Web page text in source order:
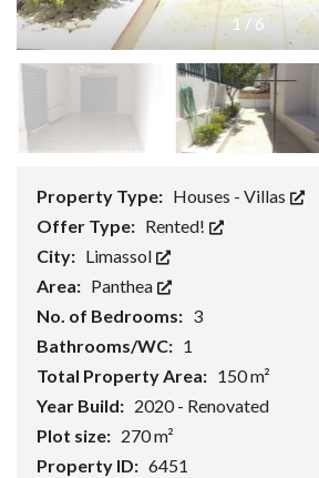
1 / 6
Property Type: Houses - Villas
Offer Type: Rented!
City: Limassol
Area: Panthea
No. of Bedrooms: 3
Bathrooms/WC: 1
Total Property Area: 150 m²
Year Build: 2020 - Renovated
Plot size: 270 m²
Property ID: 6451